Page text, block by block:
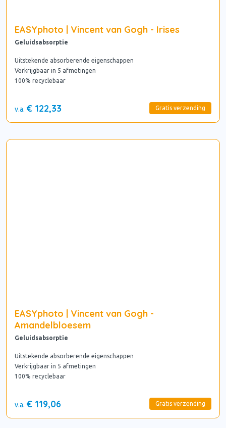
EASYphoto | Vincent van Gogh - Irises
Geluidsabsorptie
Uitstekende absorberende eigenschappen
Verkrijgbaar in 5 afmetingen
100% recyclebaar
Gratis verzending
v.a. € 122,33
EASYphoto | Vincent van Gogh -
Amandelbloesem
Geluidsabsorptie
Uitstekende absorberende eigenschappen
Verkrijgbaar in 5 afmetingen
100% recyclebaar
Gratis verzending
v.a. € 119,06